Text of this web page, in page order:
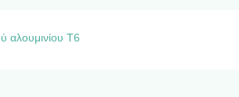
αλουμινίου T6